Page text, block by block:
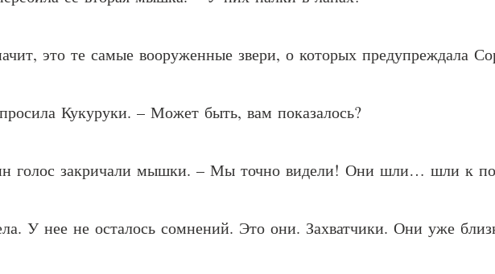
это те самые вооруженные звери, о которых предупреждала
Кукуруки. – Может быть, вам показалось?
голос закричали мышки. – Мы точно видели! Они шли… шли к
У нее не осталось сомнений. Это они. Захватчики. Они уже